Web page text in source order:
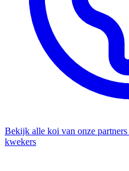
Bekijk alle koi van onze partners
kwekers